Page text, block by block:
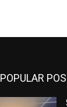
POPULAR